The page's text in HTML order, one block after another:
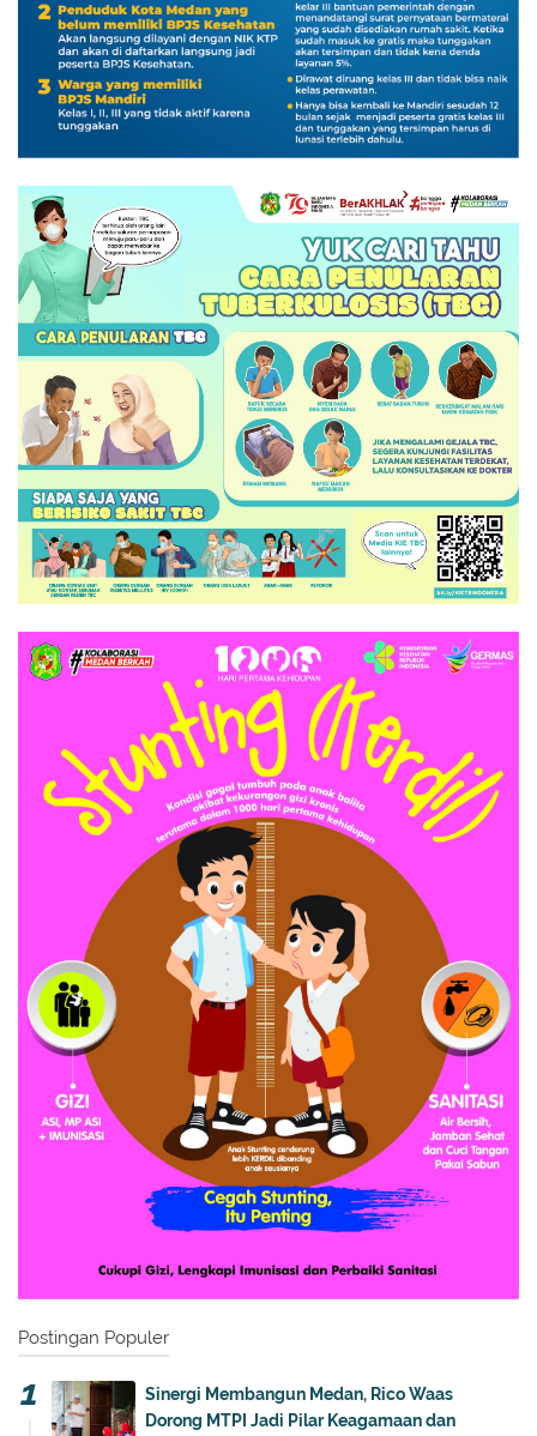
Postingan Populer
Sinergi Membangun Medan, Rico Waas
Dorong MTPI Jadi Pilar Keagamaan dan